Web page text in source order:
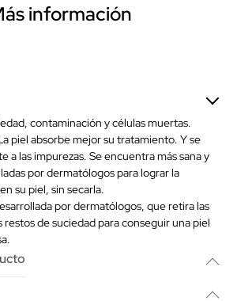
información
contaminación y células muertas.
piel absorbe mejor su tratamiento. Y se
a las impurezas. Se encuentra más sana y
por dermatólogos para lograr la
su piel, sin secarla.
por dermatólogos, que retira las
restos de suciedad para conseguir una piel